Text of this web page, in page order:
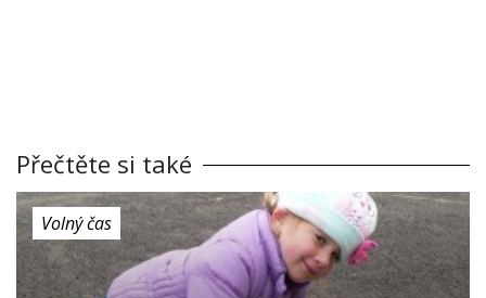
Přečtěte si také
Volný čas